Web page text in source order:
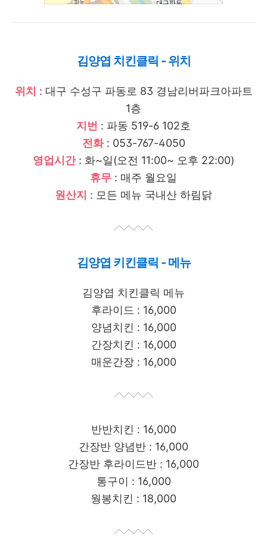
김양엽 치킨클릭 - 위치
위치 : 대구 수성구 파동로 83 경남리버파크아파트
1층
지번 : 파동 519-6 102호
전화: 053-767-4050
영업시간: 화~일(오전 11:00~ 오후 22:00)
휴무 : 매주 월요일
원산지 : 모든 메뉴 국내산 하림닭
김양엽 키킨클릭 - 메뉴
김양엽 치킨클릭 메뉴
후라이드 : 16,000
양념치킨 : 16,000
간장치킨 : 16,000
매운간장 : 16,000
반반치킨 : 16,000
간장반 양념반 : 16,000
간장반 후라이드반 : 16,000
통구이 : 16,000
웡봉치킨 : 18,000